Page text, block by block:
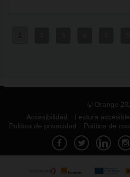
© Orange
Accesibilidad
Lectura
Política de privacidad
Política de